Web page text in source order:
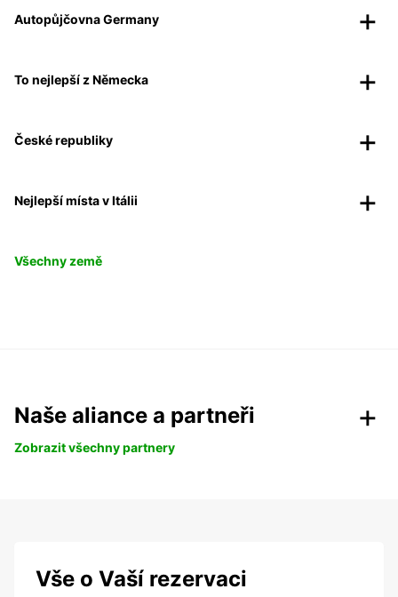
Autopůjčovna Germany
To nejlepší z Německa
České republiky
Nejlepší místa v Itálii
Všechny země
Naše aliance a partneři
Zobrazit všechny partnery
Vše o Vaší rezervaci